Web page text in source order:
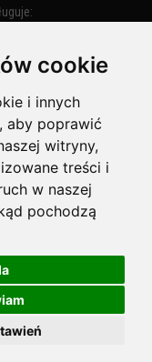
cookie
i innych
aby poprawić
witryny,
treści i
w naszej
pochodzą
powiecie wejherowskim
i Redą tworzy zespół
W latach 1945–
zwanego dużego
do tak zwanego
z 1 stycznia 2018
polskim miastem